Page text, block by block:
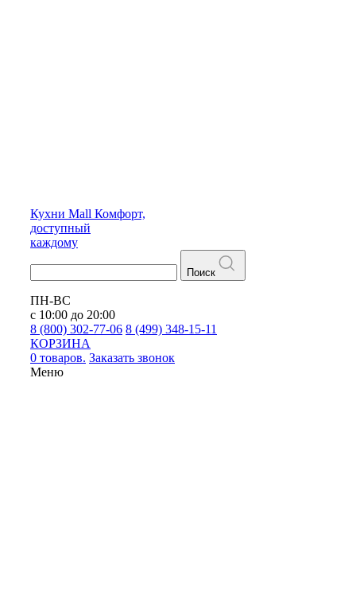
Кухни Mall Комфорт,
доступный
каждому
Поиск
ПН-ВС
с 10:00 до 20:00
8 (800) 302-77-06 8 (499) 348-15-11
КОРЗИНА
0 товаров. Заказать звонок
Меню